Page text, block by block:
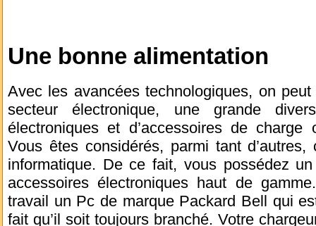
Une bonne alimentation
Avec les avancées technologiques, on
secteur électronique, une grande
électroniques et d’accessoires de charge
Vous êtes considérés, parmi tant
informatique. De ce fait, vous possédez
accessoires électroniques haut de
travail un Pc de marque Packard Bell qui
fait qu’il soit toujours branché. Votre